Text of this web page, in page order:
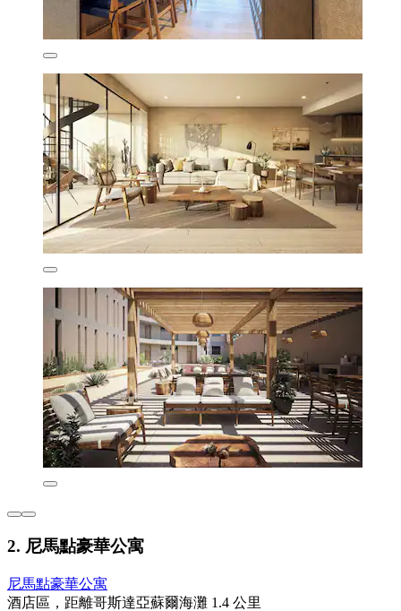
2. 尼馬點豪華公寓
尼馬點豪華公寓
酒店區，距離哥斯達亞蘇爾海灘 1.4 公里